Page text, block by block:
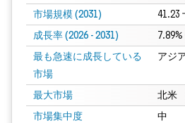
市場規模 (2031) 41.23
成長率 (2026 - 2031)
最も急速に成長している
市場
アジ
最大市場 北米
市場集中度 中